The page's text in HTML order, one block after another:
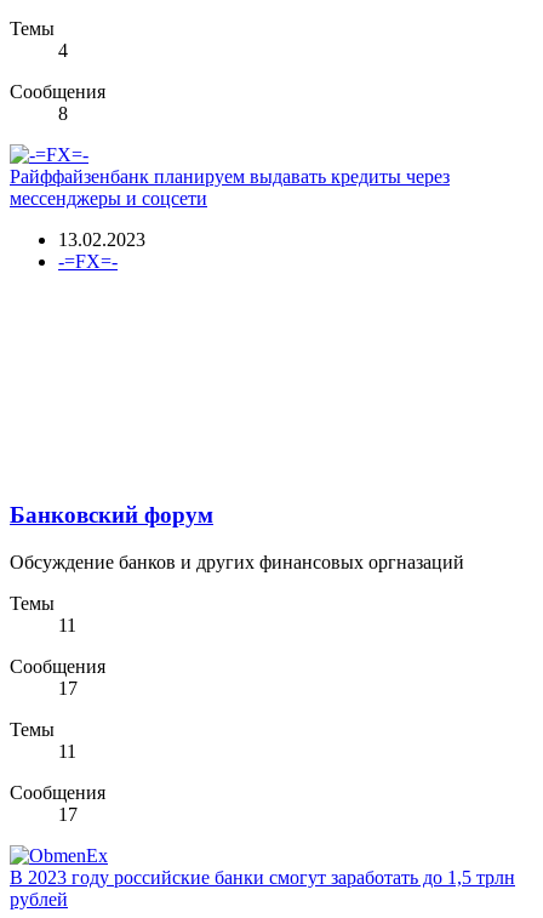
Темы
4
Сообщения
8
Райффайзенбанк планируем выдавать кредиты через
мессенджеры и соцсети
13.02.2023
-=FX=-
Банковский форум
Обсуждение банков и других финансовых оргназаций
Темы
11
Сообщения
17
Темы
11
Сообщения
17
В 2023 году российские банки смогут заработать до 1,5 трлн
рублей